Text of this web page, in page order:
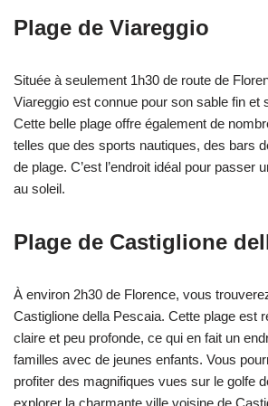
Plage de Viareggio
Située à seulement 1h30 de route de
Viareggio est connue pour son sable fin et
Cette belle plage offre également de
telles que des sports nautiques, des bars
de plage. C’est l’endroit idéal pour passer
au soleil.
Plage de Castiglione
À environ 2h30 de Florence, vous
Castiglione della Pescaia. Cette plage est
claire et peu profonde, ce qui en fait un
familles avec de jeunes enfants. Vous
profiter des magnifiques vues sur le golfe